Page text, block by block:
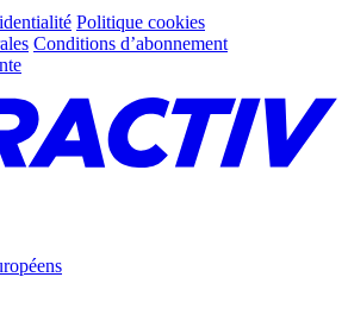
Politique cookies
Conditions d’abonnement